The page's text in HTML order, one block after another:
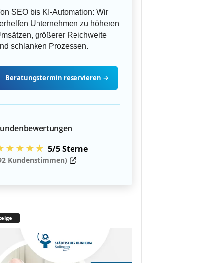
SEO bis KI-Automation: Wir
Unternehmen zu höheren
größerer Reichweite
schlanken Prozessen.
Beratungstermin reservieren →
5/5 Sterne
Kundenstimmen)